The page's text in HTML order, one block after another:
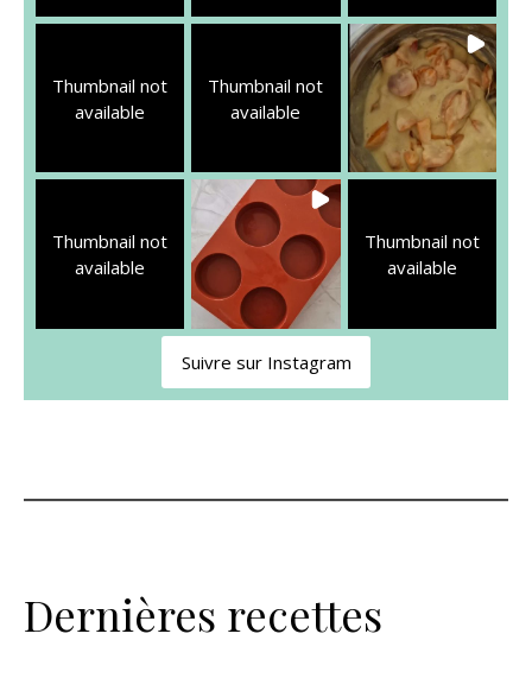
Thumbnail not
available
Thumbnail not
available
Thumbnail not
available
Thumbnail not
available
Suivre sur Instagram
Dernières recettes